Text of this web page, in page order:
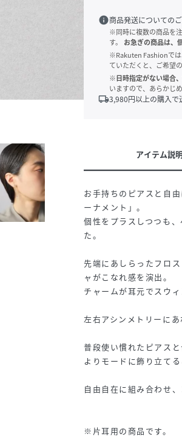
info商品発送についてのご
※同時に複数の商品を
す。
お急ぎの商品は、
※Rakuten Fashionでは
ていただくと、ご希望
※日時指定がない場合
いますので、あらかじ
local_shipping3,980円以上の購入で
アイテム説
お手持ちのピアスと自
ーナメント」。
個性をプラスしつつも
た。
先端にあしらったフロ
ャがこなれ感を演出。
チャームが耳元でスウ
左右アシンメトリーにあ
普段使い慣れたピアス
よりモードに飾り立てる
自由自在に組み合わせ
※片耳用の商品です。